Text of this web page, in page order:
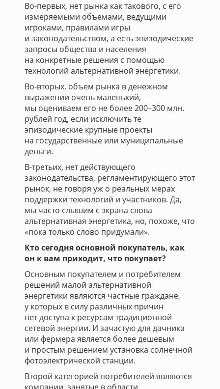
Во-первых, нет рынка как такового, с его
измеряемыми объемами, ведущими
игроками, правилами игры
и законодательством, а есть эпизодические
запросы общества и населения
на конкретные решения с помощью
технологий альтернативной энергетики.
Во-вторых, объем рынка в денежном
выражении очень маленький,
мы оцениваем его не более 200–300 млн.
рублей год, если исключить те
эпизодические крупные проекты
на государственные или муниципальные
деньги.
В-третьих, нет действующего
законодательства, регламентирующего этот
рынок, не говоря уж о реальных мерах
поддержки технологий и участников. Да,
мы часто слышим с экрана слова
альтернативная энергетика, но, похоже, что
«пока только слово придумали».
Кто сегодня основной покупатель, как
он к вам приходит, что покупает?
Основным покупателем и потребителем
решений малой альтернативной
энергетики являются частные граждане,
у которых в силу различных причин
нет доступа к ресурсам традиционной
сетевой энергии. И зачастую для дачника
или фермера является более дешевым
и простым решением установка солнечной
фотоэлектрической станции.
Второй категорией потребителей являются